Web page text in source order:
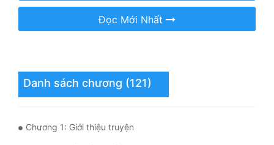
Mưu Mô
Mạt Thế
Ngôn Tình
Nữ Cường
Đọc Mới Nhất
Danh sách chương (121)
Chương 1: Giới thiệu truyện